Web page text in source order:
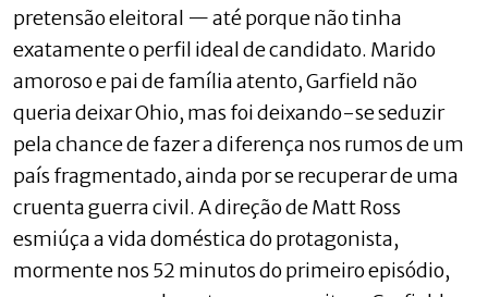
pretensão eleitoral — até porque não tinha
exatamente o perfil ideal de candidato. Marido
amoroso e pai de família atento, Garfield não
queria deixar Ohio, mas foi deixando-se seduzir
pela chance de fazer a diferença nos rumos de um
país fragmentado, ainda por se recuperar de uma
cruenta guerra civil. A direção de Matt Ross
esmiúça a vida doméstica do protagonista,
mormente nos 52 minutos do primeiro episódio,